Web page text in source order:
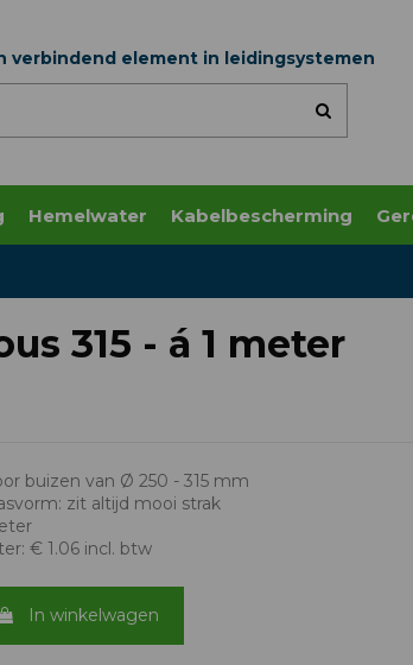
verbindend element in leidingsystemen
Hemelwater Kabelbescherming
315 - á 1 meter
buizen van Ø 250 - 315 mm
zit altijd mooi strak
€ 1.06 incl. btw
In winkelwagen